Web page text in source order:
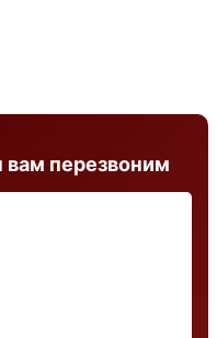
вам перезвоним